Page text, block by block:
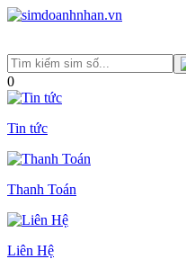
0
Tin tức
Thanh Toán
Liên Hệ